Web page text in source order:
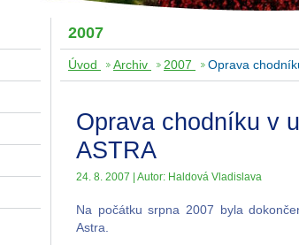
2007
Úvod Archiv 2007 Oprava
Oprava chodníku v
ASTRA
24. 8. 2007 | Autor: Haldová Vladislava
Na počátku srpna 2007 byla
Astra.